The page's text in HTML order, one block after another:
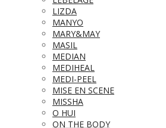
LIZDA
MANYO
MARY&MAY
MASIL
MEDIAN
MEDIHEAL
MEDI-PEEL
MISE EN SCENE
MISSHA
O HUI
ON THE BODY